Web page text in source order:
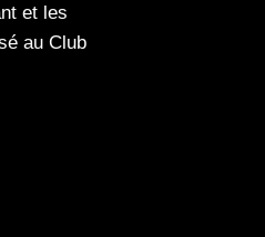
et les
au Club